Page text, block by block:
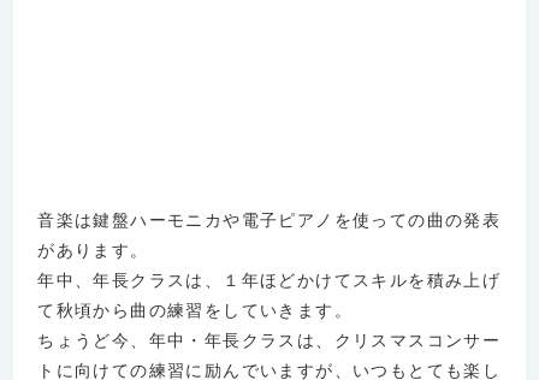
音楽は鍵盤ハーモニカや電子ピアノを使っての曲の発表
があります。
年中、年長クラスは、１年ほどかけてスキルを積み上げ
て秋頃から曲の練習をしていきます。
ちょうど今、年中・年長クラスは、クリスマスコンサー
トに向けての練習に励んでいますが、いつもとても楽し